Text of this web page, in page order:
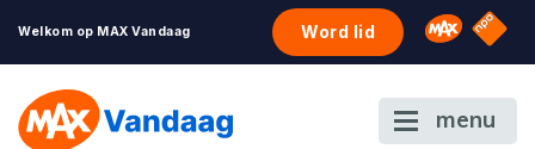
Welkom op MAX Vandaag Word lid Omroep
NPO
menu